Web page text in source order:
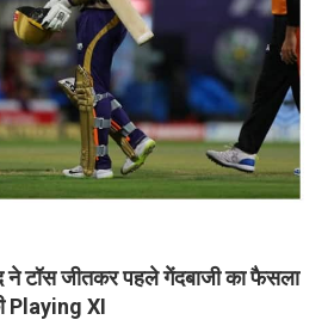
ने टॉस जीतकर पहले गेंदबाजी का फैसला
Playing XI